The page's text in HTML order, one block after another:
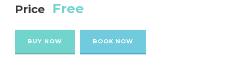
Price Free
BUY NOW BOOK NOW